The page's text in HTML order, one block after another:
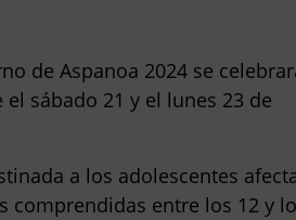
de Aspanoa 2024 se
el sábado 21 y el lunes 23 de
a los adolescentes
comprendidas entre los 12 y